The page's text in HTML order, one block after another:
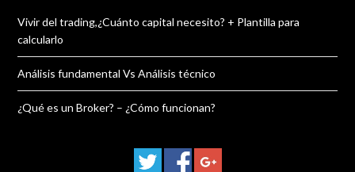
Vivir del trading,¿Cuánto capital necesito? + Plantilla para
calcularlo
Análisis fundamental Vs Análisis técnico
¿Qué es un Broker? – ¿Cómo funcionan?